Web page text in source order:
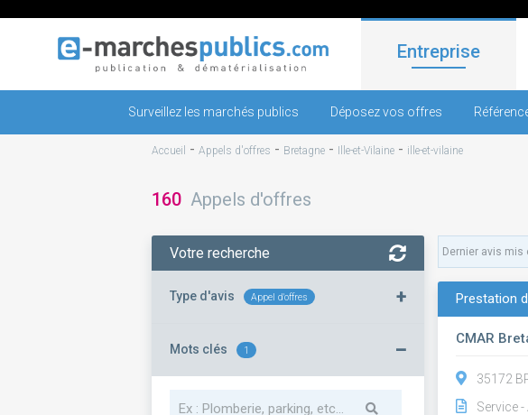
Entreprise
Surveillez les marchés publics Déposez vos offres
Accueil - Appels d'offres - Bretagne - Ille-et-Vilaine - ille-et-vilaine
160 Appels d'offres
Votre recherche
Type d'avis Appel d'offres +
Mots clés 1 –
Prestation
CMAR
35172
Service